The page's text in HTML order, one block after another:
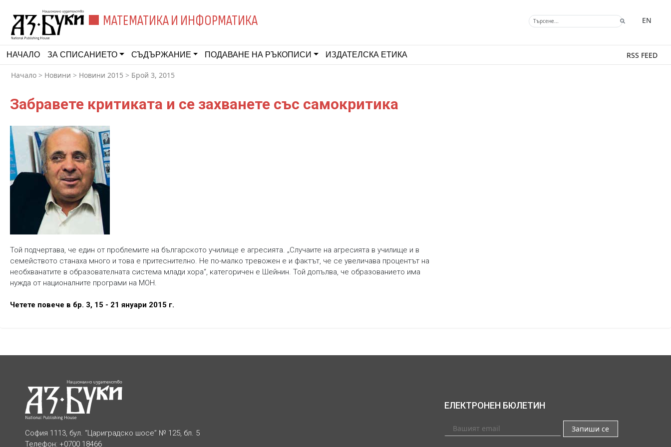
МАТЕМАТИКА И ИНФОРМАТИКА EN
НАЧАЛО ЗА СПИСАНИЕТО СЪДЪРЖАНИЕ ПОДАВАНЕ НА РЪКОПИСИ ИЗДАТЕЛСКА ЕТИКА RSS FEED
Начало > Новини > Новини 2015 > Брой 3, 2015
Забравете критиката и се захванете със самокритика
Той подчертава, че един от проблемите на българското училище е агресията. „Случаите на агресията в училище и в
семейството станаха много и това е притеснително. Не по-малко тревожен е и фактът, че се увеличава процентът на
необхванатите в образователната система млади хора“, категоричен е Шейнин. Той допълва, че образованието има
нужда от националните програми на МОН.
Четете повече в бр. 3, 15 - 21 януари 2015 г.
София 1113, бул. “Цариградско шосе” № 125, бл. 5
Телефон: +0700 18466
ЕЛЕКТРОНЕН БЮЛЕТИН
Запиши се